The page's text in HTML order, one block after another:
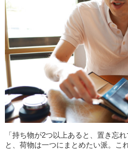
「持ち物が2つ以上あると、置き忘
と、荷物は一つにまとめたい派。こ